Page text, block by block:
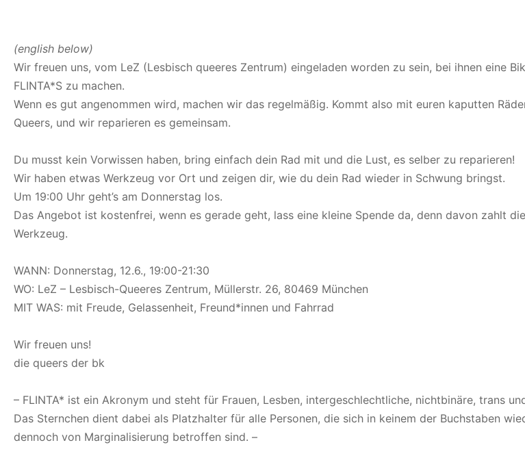
(english below)
Wir freuen uns, vom LeZ (Lesbisch queeres Zentrum) eingeladen worden zu sein, bei ihnen eine
FLINTA*S zu machen.
Wenn es gut angenommen wird, machen wir das regelmäßig. Kommt also mit euren kaputten
Queers, und wir reparieren es gemeinsam.
Du musst kein Vorwissen haben, bring einfach dein Rad mit und die Lust, es selber zu reparieren!
Wir haben etwas Werkzeug vor Ort und zeigen dir, wie du dein Rad wieder in Schwung bringst.
Um 19:00 Uhr geht’s am Donnerstag los.
Das Angebot ist kostenfrei, wenn es gerade geht, lass eine kleine Spende da, denn davon zahlt
Werkzeug.
WANN: Donnerstag, 12.6., 19:00-21:30
WO: LeZ – Lesbisch-Queeres Zentrum, Müllerstr. 26, 80469 München
MIT WAS: mit Freude, Gelassenheit, Freund*innen und Fahrrad
Wir freuen uns!
die queers der bk
– FLINTA* ist ein Akronym und steht für Frauen, Lesben, intergeschlechtliche, nichtbinäre, trans
Das Sternchen dient dabei als Platzhalter für alle Personen, die sich in keinem der Buchstaben
dennoch von Marginalisierung betroffen sind. –